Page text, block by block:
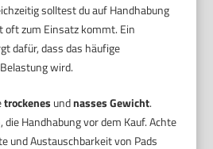
solltest du auf Handhabung
oft zum Einsatz kommt. Ein
dafür, dass das häufige
wird.
trockenes undnasses Gewicht.
Handhabung vor dem Kauf. Achte
und Austauschbarkeit von Pads